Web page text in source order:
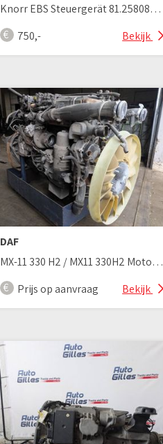
Knorr EBS Steuergerät 81.25808-7078 / 81258087078
750,-
Bekijk
DAF
MX-11 330 H2 / MX11 330H2 Motor Euro 6
Prijs op aanvraag
Bekijk